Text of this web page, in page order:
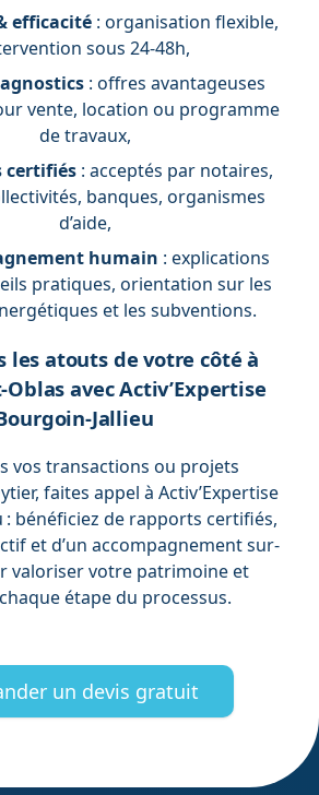
efficacité: organisation flexible,
sous 24-48h,
: offres avantageuses
vente, location ou programme
de travaux,
certifiés: acceptés par notaires,
banques, organismes
d’aide,
humain : explications
pratiques, orientation sur les
et les subventions.
les atouts de votre côté à
avec Activ’Expertise
Jallieu
vos transactions ou projets
faites appel à Activ’Expertise
: bénéficiez de rapports certifiés,
et d’un accompagnement sur-
valoriser votre patrimoine et
étape du processus.
un devis gratuit